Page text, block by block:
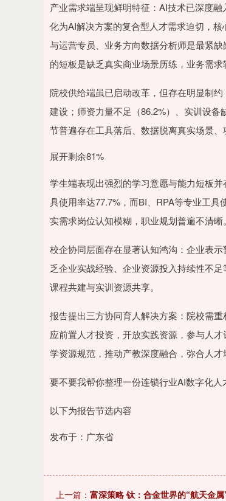
产业需求端呈现鲜明特征：AI技术已深度
化为AI解决方案的复合型人才需求迫切，
与运营专员、业务方向数据分析师是最紧
的短板是缺乏真实商业场景历练，业务需求
院校供给端虽已启动改革，但存在明显制
建设；师资力量不足（86.2%）、实训设
节普遍存在工具落后、数据脱离真实场景
展开剩余81%
学生端表现出强烈的学习意愿与能力短板
具使用率达77.7%，而BI、RPA等专业工
实需求岗位认知模糊，职业规划普遍不清晰。
校企协同层面存在显著认知鸿沟：企业表
乏企业实战经验、企业资源投入持续性不
课程共建与实训资源共享。
报告提出三方协同育人解决方案：院校需
应前置人才投资，开放实践资源，参与人
学资源规范，推动产教深度融合，弥合人才
要不要我帮你整理一份连锁行业AI数字化
以下为报告节选内容
发布于：广东省
上一篇： 富深策略 钛：合金世界的“航天金